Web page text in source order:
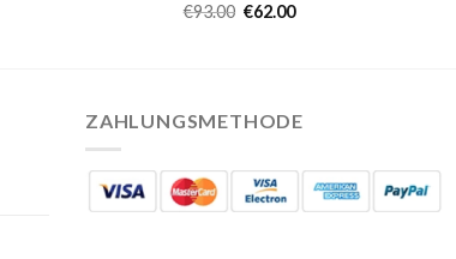
€93.00 €62.00
ZAHLUNGSMETHODE